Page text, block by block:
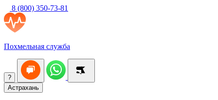
8 (800) 350-73-81
Похмельная служба
?
Астрахань